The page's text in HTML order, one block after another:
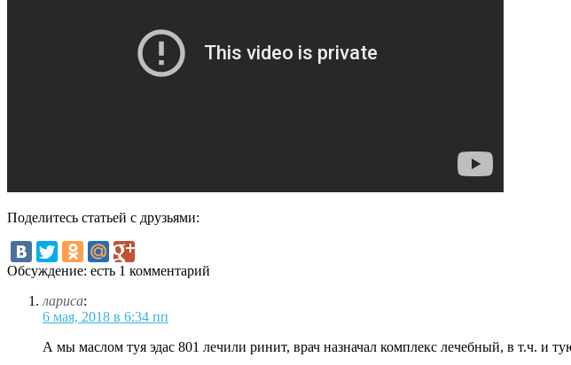
Поделитесь статьей с друзьями:
Обсуждение: есть 1 комментарий
лариса:
6 мая, 2018 в 6:34 пп
А мы маслом туя эдас 801 лечили ринит, врач назначал комплекс лечебный, в т.ч. и